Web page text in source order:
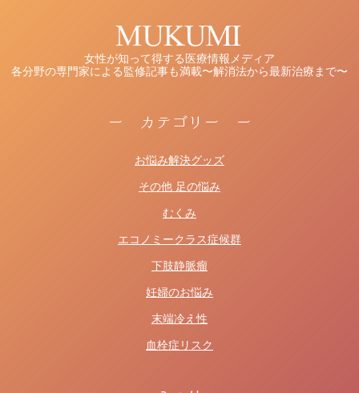
女性が知って得する医療情報メディア
各分野の専門家による監修記事も満載〜解消法から最新治療まで〜
ー カテゴリー ー
お悩み解決グッズ
その他 足の悩み
むくみ
エコノミークラス症候群
下肢静脈瘤
妊婦のお悩み
末端冷え性
血栓症リスク